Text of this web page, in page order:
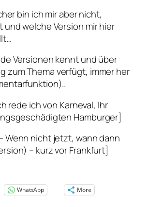
bin ich mir aber nicht,
und welche Version mir hier
Versionen kennt und über
zum Thema verfügt, immer her
rede ich von Karneval, Ihr
Hamburger]
Wenn nicht jetzt, wann dann
– kurz vor Frankfurt]
WhatsApp
More